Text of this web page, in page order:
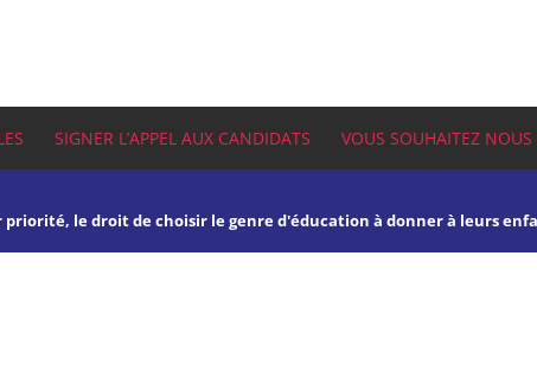
SIGNER L’APPEL AUX CANDIDATS VOUS SOUHAITEZ NOUS
priorité, le droit de choisir le genre d'éducation à donner à leurs